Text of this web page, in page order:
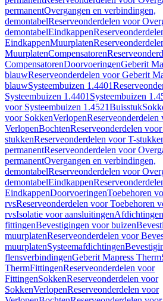
permanentOvergangen en verbindingen,
demontabelReserveonderdelen voor
demontabelEindkappen
EindkappenMuurplaten
MuurplatenCompensatoren
CompensatorenDoorvoeringenGeberit
blauwReserveonderdelen voor Geberit
blauwSysteembuizen 1.4401
Systeembuizen 1.4401 Systeembuizen
voor Systeembuizen 1.4521Buisstuk
voor SokkenVerlopenReserveonderdelen
VerlopenBochtenReserveonderdelen
stukkenReserveonderdelen voor T-
permanentReserveonderdelen voor
permanentOvergangen en verbindingen,
demontabelReserveonderdelen voor
demontabelEindkappen
EindkappenDoorvoeringenToebehoren
rvsReserveonderdelen voor Toebehoren
rvsIsolatie voor aansluitingen
fittingenBevestigingen voor buizen
muurplatenReserveonderdelen voor
muurplatenSysteemafdichtingen
flensverbindingenGeberit Mapress Therm
ThermFittingenReserveonderdelen voor
FittingenSokkenReserveonderdelen voor
SokkenVerlopenReserveonderdelen voor